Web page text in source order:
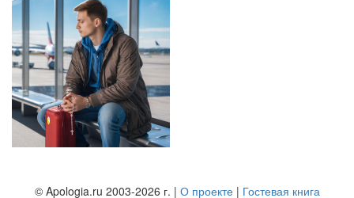
© Apologia.ru 2003-2026 г. | О проекте| Гостевая книга